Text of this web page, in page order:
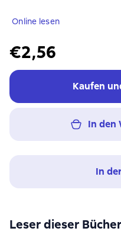
Online lesen
€2,56
Kaufen
In den
In
Leser dieser